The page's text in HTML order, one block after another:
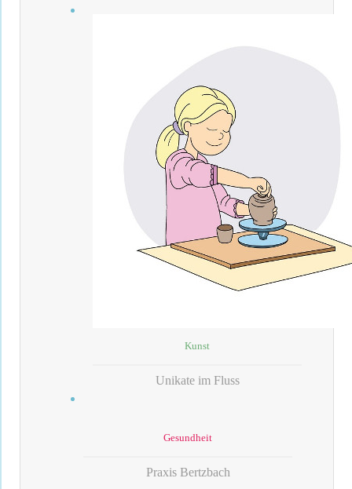
Kunst
Unikate im Fluss
Gesundheit
Praxis Bertzbach